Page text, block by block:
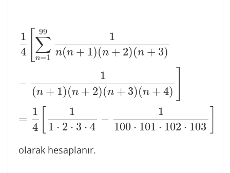
1
4
∑
n=1
99 1
n(n + 1)(n + 2)(n + 3)
−
1
(n + 1)(n + 2)(n + 3)(n + 4)
=
1
4
1
1 ⋅ 2 ⋅ 3 ⋅ 4
−
1
100 ⋅ 101 ⋅ 102 ⋅ 103
14 n= 2
olarak hesaplanır.